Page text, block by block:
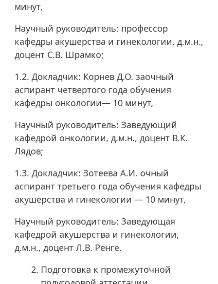
минут,
Научный руководитель: профессор
кафедры акушерства и гинекологии, д.м.н.,
доцент С.В. Шрамко;
1.2. Докладчик: Корнев Д.О. заочный
аспирант четвертого года обучения
кафедры онкологии— 10 минут,
Научный руководитель: Заведующий
кафедрой онкологии, д.м.н., доцент В.К.
Лядов;
1.3. Докладчик: Зотеева А.И. очный
аспирант третьего года обучения кафедры
акушерства и гинекологии — 10 минут,
Научный руководитель: Заведующая
кафедрой акушерства и гинекологии,
д.м.н., доцент Л.В. Ренге.
Подготовка к промежуточной